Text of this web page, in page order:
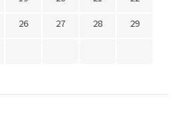
26 27 28
29